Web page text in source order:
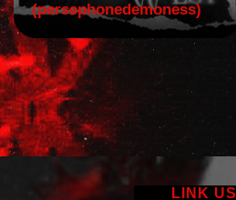
(persephonedemoness)
LINK US